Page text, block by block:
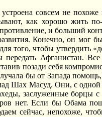
совсем не
как хорошо жить
и больший
Конечно, он мог
того, чтобы утвердить
Афганистан. Все
позади себя
бы от Запада
Шах Масуд. Они, с
заслуженные борцы
нет. Если бы Обама
сейчас, непохоже,